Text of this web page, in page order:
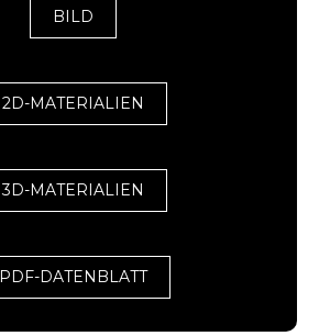
BILD
2D-MATERIALIEN
3D-MATERIALIEN
PDF-DATENBLATT